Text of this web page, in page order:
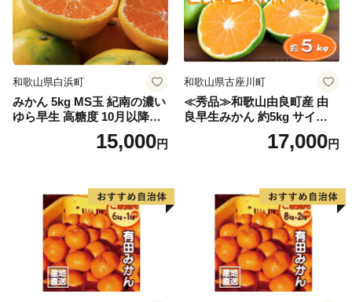
和歌山県白浜町
みかん 5kg MS玉 紀南の濃い
ゆら早生 高糖度 10月以降発
送 マルチ被覆栽培15,000円
和歌山県古座川町
≪秀品≫和歌山由良町産 由
良早生みかん 約5kg サイズお
まかせ【sml106C】17,000円